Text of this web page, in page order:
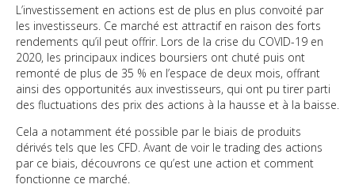
L’investissement en actions est de plus en plus convoité par
les investisseurs. Ce marché est attractif en raison des forts
rendements qu’il peut offrir. Lors de la crise du COVID-19 en
2020, les principaux indices boursiers ont chuté puis ont
remonté de plus de 35 % en l’espace de deux mois, offrant
ainsi des opportunités aux investisseurs, qui ont pu tirer parti
des fluctuations des prix des actions à la hausse et à la baisse.
Cela a notamment été possible par le biais de produits
dérivés tels que les CFD. Avant de voir le trading des actions
par ce biais, découvrons ce qu’est une action et comment
fonctionne ce marché.